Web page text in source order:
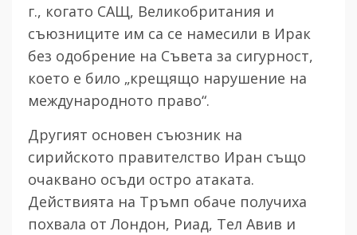
г., когато САЩ, Великобритания и
съюзниците им са се намесили в Ирак
без одобрение на Съвета за сигурност,
което е било „крещящо нарушение на
международното право“.
Другият основен съюзник на
сирийското правителство Иран също
очаквано осъди остро атаката.
Действията на Тръмп обаче получиха
похвала от Лондон, Риад, Тел Авив и